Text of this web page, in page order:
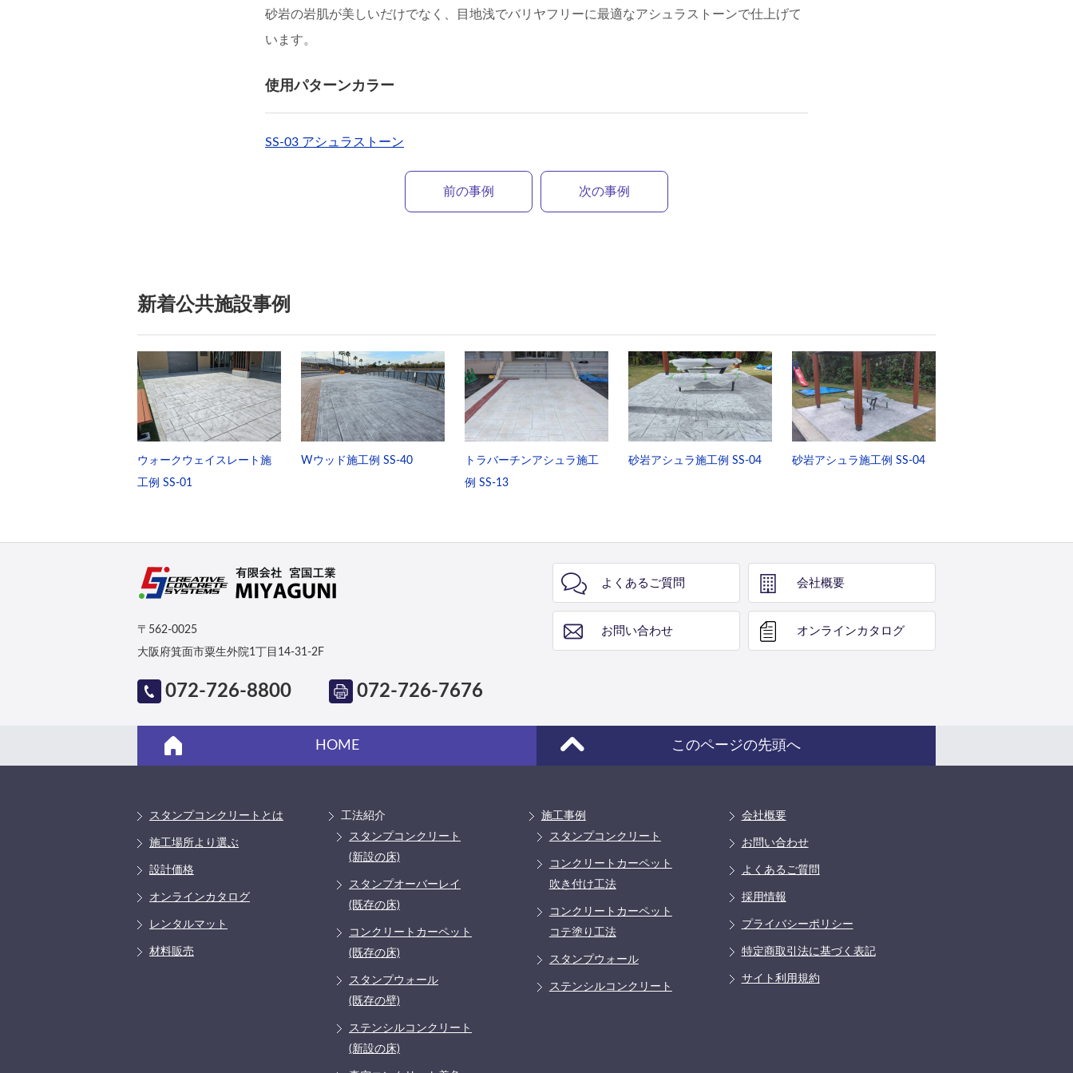
砂岩の岩肌が美しいだけでなく、目地浅でバリヤフリーに最適なアシュラストーンで仕上げて
います。
使用パターンカラー
SS-03 アシュラストーン
前の事例 次の事例
新着公共施設事例
ウォークウェイスレート施
工例 SS-01
Wウッド施工例 SS-40
トラバーチンアシュラ施工
例 SS-13
砂岩アシュラ施工例 SS-04 砂岩アシュラ施工例 SS-04
〒562-0025
大阪府箕面市粟生外院1丁目14-31-2F
072-726-8800 072-726-7676
よくあるご質問 会社概要
お問い合わせ オンライン カタログ
HOME このページの先頭へ
スタンプコンクリートとは
施工場所より選ぶ
設計価格
オンラインカタログ
レンタルマット
材料販売
工法紹介
スタンプコンクリート
(新設の床)
スタンプオーバーレイ
(既存の床)
コンクリートカーペット
(既存の床)
スタンプウォール
(既存の壁)
ステンシルコンクリート
(新設の床)
施工事例
スタンプコンクリート
コンクリートカーペット
吹き付け工法
コンクリートカーペット
コテ塗り工法
スタンプウォール
ステンシルコンクリート
会社概要
お問い合わせ
よくあるご質問
採用情報
プライバシーポリシー
特定商取引法に基づく表記
サイト利用規約